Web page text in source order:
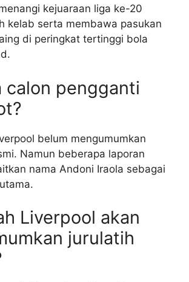
kejuaraan liga ke-20
kelab serta membawa pasukan
di peringkat tertinggi bola
calon pengganti
belum mengumumkan
Namun beberapa laporan
nama Andoni Iraola sebagai
Liverpool akan
jurulatih